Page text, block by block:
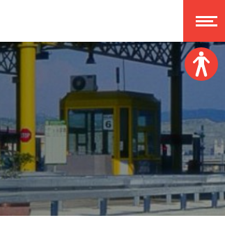
Veličina fonta:
A A A A
Disleksija:
Kontrast: